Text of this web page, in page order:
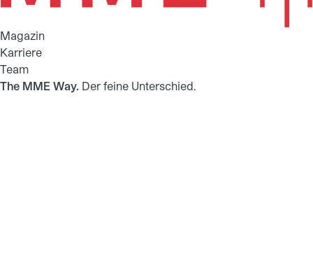
Magazin
Karriere
Team
The MME Way. Der feine Unterschied.